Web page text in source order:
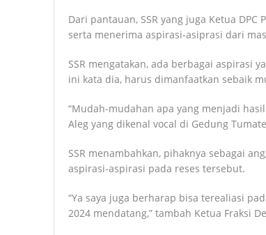
Dari pantauan, SSR yang juga Ketua
serta menerima aspirasi-asiprasi dari
SSR mengatakan, ada berbagai aspirasi
ini kata dia, harus dimanfaatkan sebaik
“Mudah-mudahan apa yang menjadi
Aleg yang dikenal vocal di Gedung
SSR menambahkan, pihaknya sebagai
aspirasi-aspirasi pada reses tersebut.
“Ya saya juga berharap bisa terealiasi
2024 mendatang,” tambah Ketua Fraksi